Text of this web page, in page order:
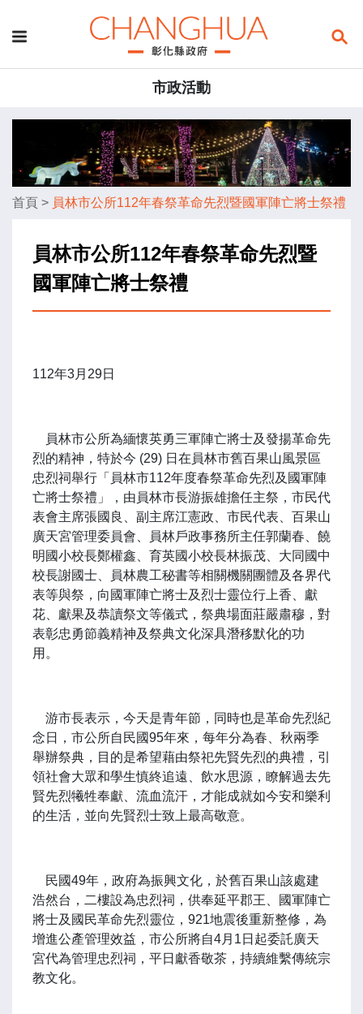
市政活動
首頁 > 員林市公所112年春祭革命先烈暨國軍陣亡將士祭禮
員林市公所112年春祭革命先烈暨
國軍陣亡將士祭禮
112年3月29日
員林市公所為緬懷英勇三軍陣亡將士及發揚革命先
烈的精神，特於今 (29) 日在員林市舊百果山風景區
忠烈祠舉行「員林市112年度春祭革命先烈及國軍陣
亡將士祭禮」，由員林市長游振雄擔任主祭，市民代
表會主席張國良、副主席江憲政、市民代表、百果山
廣天宮管理委員會、員林戶政事務所主任郭蘭春、饒
明國小校長鄭權鑫、育英國小校長林振茂、大同國中
校長謝國士、員林農工秘書等相關機關團體及各界代
表等與祭，向國軍陣亡將士及烈士靈位行上香、獻
花、獻果及恭讀祭文等儀式，祭典場面莊嚴肅穆，對
表彰忠勇節義精神及祭典文化深具潛移默化的功
用。
游市長表示，今天是青年節，同時也是革命先烈紀
念日，市公所自民國95年來，每年分為春、秋兩季
舉辦祭典，目的是希望藉由祭祀先賢先烈的典禮，引
領社會大眾和學生慎終追遠、飲水思源，瞭解過去先
賢先烈犧牲奉獻、流血流汗，才能成就如今安和樂利
的生活，並向先賢烈士致上最高敬意。
民國49年，政府為振興文化，於舊百果山該處建
浩然台，二樓設為忠烈祠，供奉延平郡王、國軍陣亡
將士及國民革命先烈靈位，921地震後重新整修，為
增進公產管理效益，市公所將自4月1日起委託廣天
宮代為管理忠烈祠，平日獻香敬茶，持續維繫傳統宗
教文化。